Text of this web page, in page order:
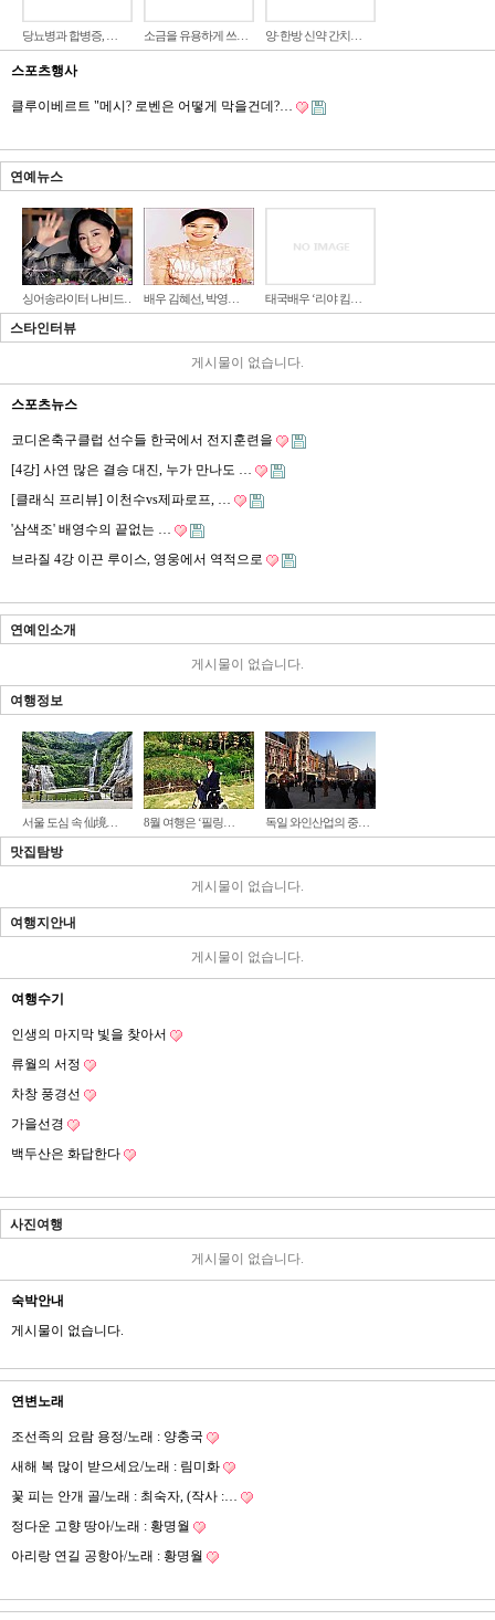
당뇨병과 합병증, … 소금을 유용하게 쓰… 양·한방 신약 간치…
스포츠행사
클루이베르트 "메시? 로벤은 어떻게 막을건데?…
연예뉴스
싱어송라이터 나비드… 배우 김혜선, 박영… 태국배우 ‘리야 킴…
스타인터뷰
게시물이 없습니다.
스포츠뉴스
코디온축구클럽 선수들 한국에서 전지훈련을
[4강] 사연 많은 결승 대진, 누가 만나도 …
[클래식 프리뷰] 이천수vs제파로프, …
'삼색조' 배영수의 끝없는 …
브라질 4강 이끈 루이스, 영웅에서 역적으로
연예인소개
게시물이 없습니다.
여행정보
서울 도심 속 仙境… 8월 여행은 ‘필링… 독일 와인산업의 중…
맛집탐방
게시물이 없습니다.
여행지안내
게시물이 없습니다.
여행수기
인생의 마지막 빛을 찾아서
류월의 서정
차창 풍경선
가을선경
백두산은 화답한다
사진여행
게시물이 없습니다.
숙박안내
게시물이 없습니다.
연변노래
조선족의 요람 용정/노래 : 양충국
새해 복 많이 받으세요/노래 : 림미화
꽃 피는 안개 골/노래 : 최숙자, (작사 :…
정다운 고향 땅아/노래 : 황명월
아리랑 연길 공항아/노래 : 황명월